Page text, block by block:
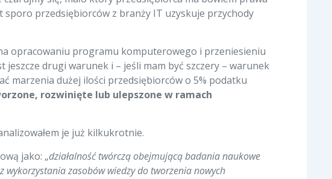
sporo przedsiębiorców z branży IT uzyskuje przychody
opracowaniu programu komputerowego i przeniesieniu
drugi warunek i – jeśli mam być szczery – warunek
marzenia dużej ilości przedsiębiorców o 5% podatku
rozwinięte lub ulepszone w ramach
je już kilkukrotnie.
jako: „działalność twórczą obejmującą badania naukowe
zasobów wiedzy do tworzenia nowych